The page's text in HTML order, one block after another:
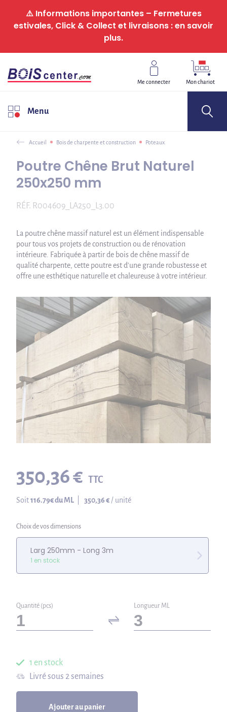
⚠️ Informations importantes – Fermetures
estivales, Click & Collect et livraisons : en savoir
plus.
Me connecter Mon chariot
Menu
Accueil Bois de charpente et construction Poteaux
Poutre Chêne Brut Naturel
250x250 mm
RÉF. R004609_LA250_L3.00
La poutre chêne massif naturel est un élément indispensable
pour tous vos projets de construction ou de rénovation
intérieure. Fabriquée à partir de bois de chêne massif de
qualité charpente, cette poutre est d'une grande robustesse et
offre une esthétique naturelle et chaleureuse à votre intérieur.
350,36 € TTC
Soit116.79€ du ML 350,36 € / unité
Choix de vos dimensions
Larg 250mm - Long 3m
1 en stock
Quantité (pcs) Longueur ML
1 en stock
Livré sous 2 semaines
Ajouter au panier